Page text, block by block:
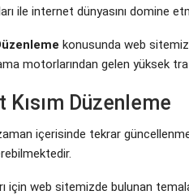
ile internet dünyasını domine
konusunda web
motorlarından gelen yüksek
Düzenleme
içerisinde tekrar
için web sitemizde bulunan